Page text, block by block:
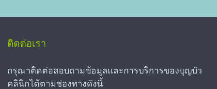
ติดต่อเรา
กรุณาติดต่อสอบถามข้อมูลและการบริการของบุญบัว
คลินิกได้ตามช่องทางดังนี้